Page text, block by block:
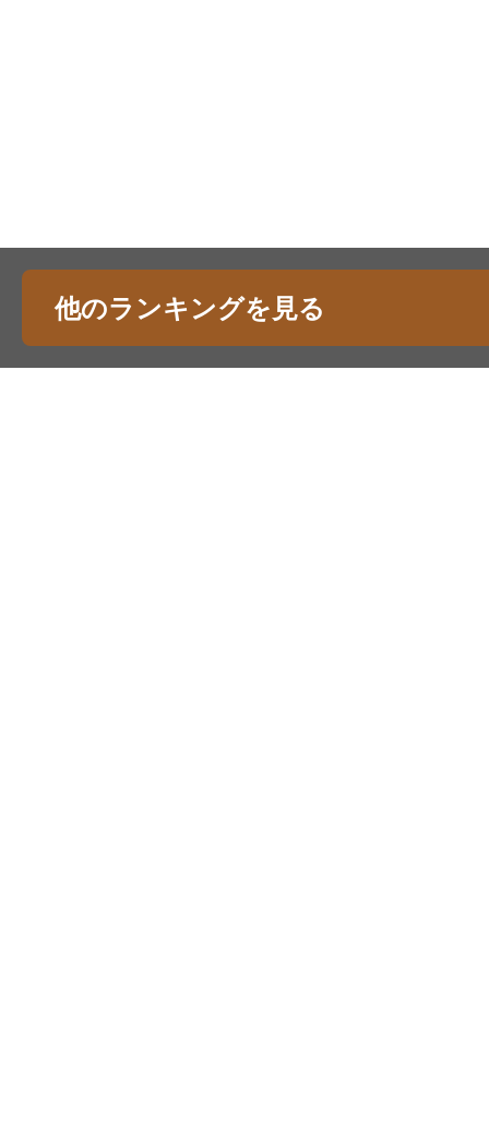
他のランキングを見る